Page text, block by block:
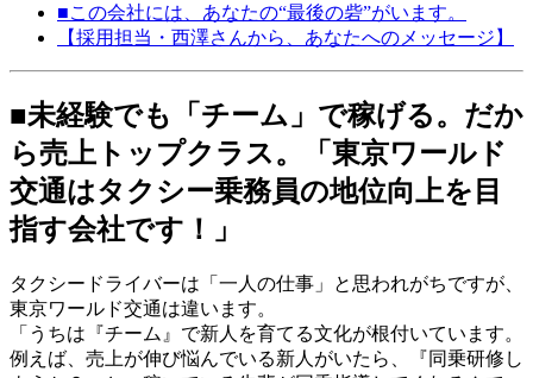
■この会社には、あなたの“最後の砦”がいます。
【採用担当・西澤さんから、あなたへのメッセージ】
■未経験でも「チーム」で稼げる。だか
ら売上トップクラス。「東京ワールド
交通はタクシー乗務員の地位向上を目
指す会社です！」
タクシードライバーは「一人の仕事」と思われがちですが、
東京ワールド交通は違います。
「うちは『チーム』で新人を育てる文化が根付いています。
例えば、売上が伸び悩んでいる新人がいたら、『同乗研修し